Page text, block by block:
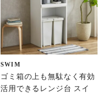
SWIM
ゴミ箱の上も無駄なく有効
活用できるレンジ台 スイ